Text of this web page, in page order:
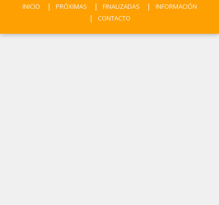
INICIO PRÓXIMAS FINALIZADAS
INFORMACIÓN
CONTACTO